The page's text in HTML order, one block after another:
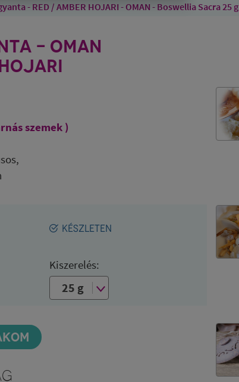
- RED / AMBER HOJARI - OMAN - Boswellia Sacra 25 g
- OMAN
szemek )
KÉSZLETEN
Kiszerelés: